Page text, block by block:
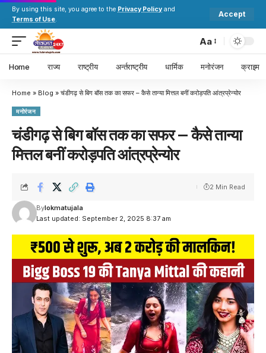
By using this site, you agree to the Privacy Policy and
Terms of Use.
Accept
Aa
Home राज्य राष्ट्रीय अर्न्तराष्ट्रीय धार्मिक मनोरंजन क्राइम
Home » Blog » चंडीगढ़ से बिग बॉस तक का सफर – कैसे तान्या मित्तल बनीं करोड़पति आंत्रप्रेन्योर
मनोरंजन
चंडीगढ़ से बिग बॉस तक का सफर – कैसे तान्या
मित्तल बनीं करोड़पति आंत्रप्रेन्योर
Last updated: September 2, 2025 8:37 am
Bylokmatujala
2 Min Read